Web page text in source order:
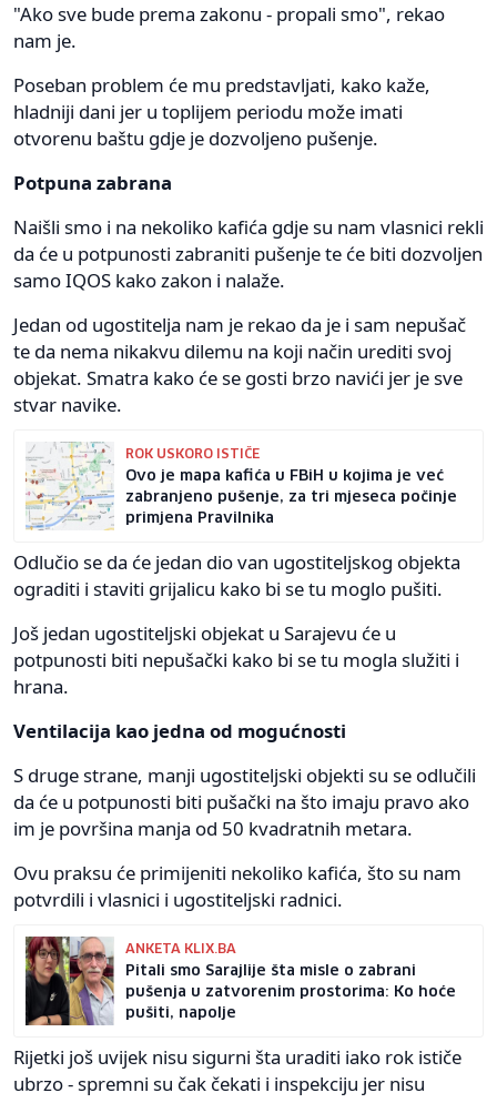
"Ako sve bude prema zakonu - propali smo", rekao
nam je.
Poseban problem će mu predstavljati, kako kaže,
hladniji dani jer u toplijem periodu može imati
otvorenu baštu gdje je dozvoljeno pušenje.
Potpuna zabrana
Naišli smo i na nekoliko kafića gdje su nam vlasnici rekli
da će u potpunosti zabraniti pušenje te će biti dozvoljen
samo IQOS kako zakon i nalaže.
Jedan od ugostitelja nam je rekao da je i sam nepušač
te da nema nikakvu dilemu na koji način urediti svoj
objekat. Smatra kako će se gosti brzo navići jer je sve
stvar navike.
ROK USKORO ISTIČE
Ovo je mapa kafića u FBiH u kojima je već
zabranjeno pušenje, za tri mjeseca počinje
primjena Pravilnika
Odlučio se da će jedan dio van ugostiteljskog objekta
ograditi i staviti grijalicu kako bi se tu moglo pušiti.
Još jedan ugostiteljski objekat u Sarajevu će u
potpunosti biti nepušački kako bi se tu mogla služiti i
hrana.
Ventilacija kao jedna od mogućnosti
S druge strane, manji ugostiteljski objekti su se odlučili
da će u potpunosti biti pušački na što imaju pravo ako
im je površina manja od 50 kvadratnih metara.
Ovu praksu će primijeniti nekoliko kafića, što su nam
potvrdili i vlasnici i ugostiteljski radnici.
ANKETA KLIX.BA
Pitali smo Sarajlije šta misle o zabrani
pušenja u zatvorenim prostorima: Ko hoće
pušiti, napolje
Rijetki još uvijek nisu sigurni šta uraditi iako rok ističe
ubrzo - spremni su čak čekati i inspekciju jer nisu